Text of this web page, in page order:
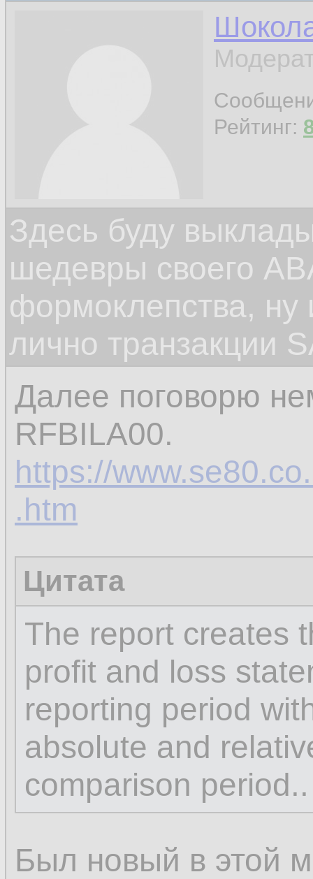
Рейтинг:
Здесь буду
шедевры своего
формоклепства,
лично транзакции
Далее поговорю
RFBILA00.
https://
.htm
Цитата
The report creates
profit and loss
reporting period
absolute and
comparison period..
Был новый в этой